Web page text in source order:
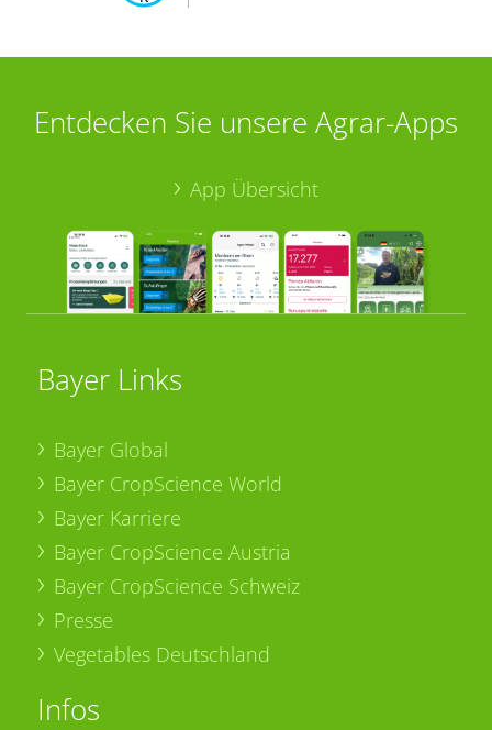
Entdecken Sie unsere Agrar-Apps
App Übersicht
Bayer Links
Bayer Global
Bayer CropScience World
Bayer Karriere
Bayer CropScience Austria
Bayer CropScience Schweiz
Presse
Vegetables Deutschland
Infos